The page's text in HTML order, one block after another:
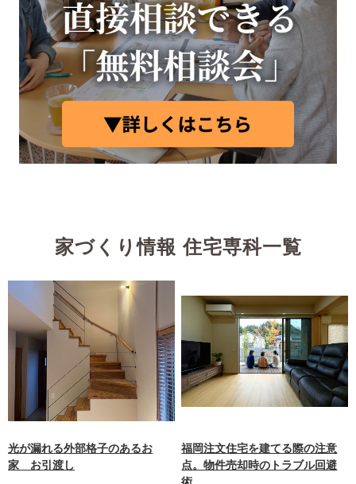
家づくり情報 住宅専科一覧
光が漏れる外部格子のあるお
家 お引渡し
福岡注文住宅を建てる際の注意
点。物件売却時のトラブル回避